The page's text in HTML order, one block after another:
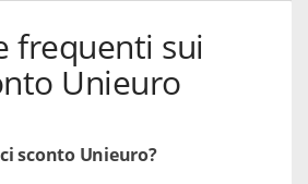
frequenti sui
Unieuro
sconto Unieuro?